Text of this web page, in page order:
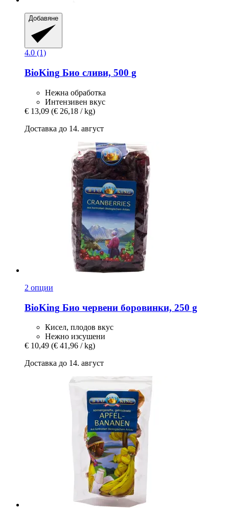
Добавяне
4.0 (1)
BioKing Био сливи, 500 g
Нежна обработка
Интензивен вкус
€ 13,09 (€ 26,18 / kg)
Доставка до 14. август
2 опции
BioKing Био червени боровинки, 250 g
Кисел, плодов вкус
Нежно изсушени
€ 10,49 (€ 41,96 / kg)
Доставка до 14. август